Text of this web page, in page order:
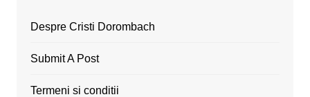
Despre Cristi Dorombach
Submit A Post
Termeni si conditii